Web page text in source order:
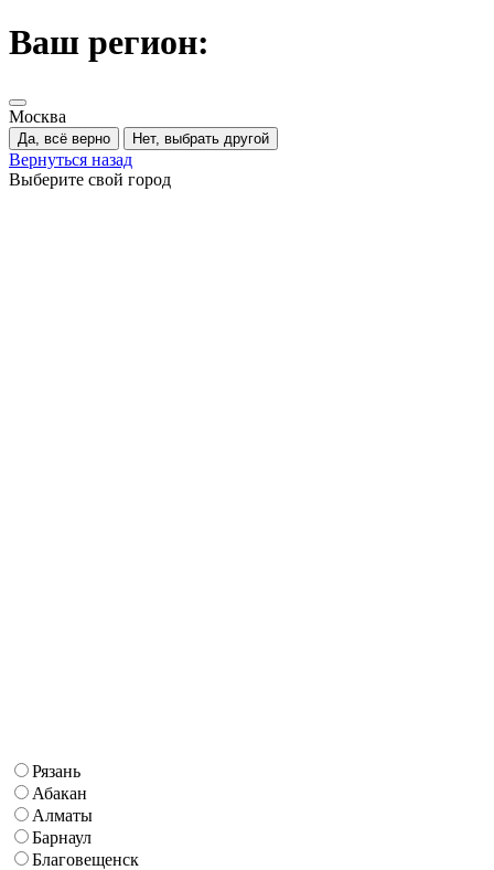
Ваш регион:
Москва
Да, всё верно Нет, выбрать другой
Вернуться назад
Выберите свой город
Рязань
Абакан
Алматы
Барнаул
Благовещенск